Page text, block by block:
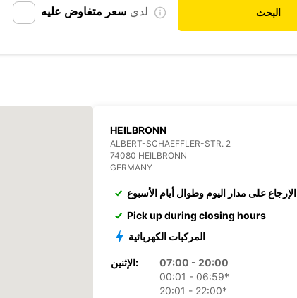
لدي سعر متفاوض عليه البحث
HEILBRONN
ALBERT-SCHAEFFLER-STR. 2
74080 HEILBRONN
GERMANY
الإرجاع على مدار اليوم وطوال أيام الأسبوع
Pick up during closing hours
المركبات الكهربائية
الإثنين:
07:00 - 20:00
00:01 - 06:59*
20:01 - 22:00*